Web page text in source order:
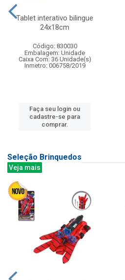
Tablet interativo bilingue
24x18cm
Código: 830030
Embalagem: Unidade
Caixa Com: 36 Unidade(s)
Inmetro: 006758/2019
Faça seu login ou
cadastre-se para
comprar.
Seleção Brinquedos
Veja mais